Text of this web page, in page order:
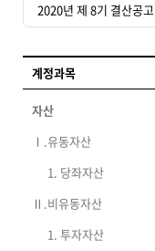
2020년 제 8기 결산공고
계정과목
자산
Ⅰ.유동자산
1. 당좌자산
Ⅱ.비유동자산
1. 투자자산